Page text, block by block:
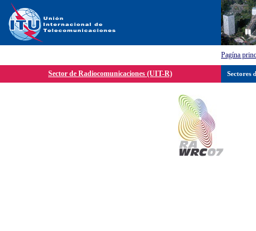
Pagína
Sector de Radiocomunicaciones (UIT-R) Sectores